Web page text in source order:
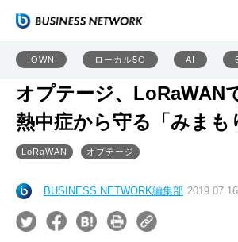
IOWN ローカル5G AI
オプテージ、LoRaWAN
熱中症から守る「みまも
LoRaWAN オプテージ
BUSINESS NETWORK編集部 2019.07.16